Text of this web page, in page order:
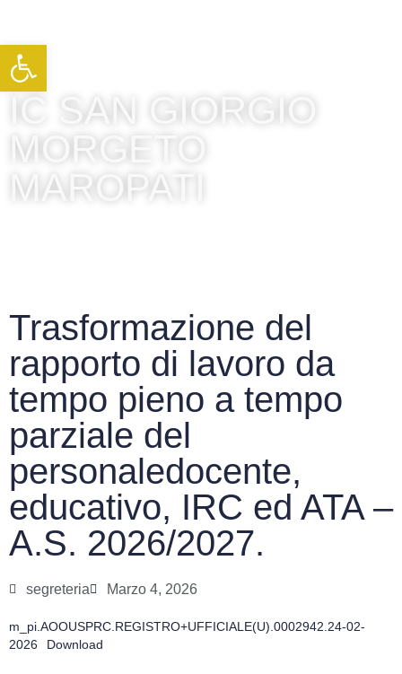
IC SAN GIORGIO
MORGETO
MAROPATI
Trasformazione del
rapporto di lavoro da
tempo pieno a tempo
parziale del
personaledocente,
educativo, IRC ed ATA –
A.S. 2026/2027.
segreteria Marzo 4, 2026
m_pi.AOOUSPRC.REGISTRO+UFFICIALE(U).0002942.24-02-
2026
Download
Apri la barra degli strumenti